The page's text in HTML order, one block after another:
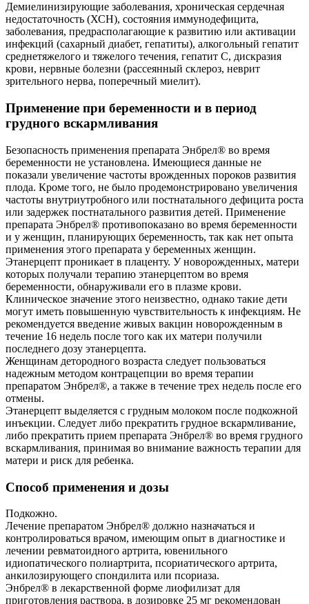
Демиелинизирующие заболевания, хроническая сердечная
недостаточность (ХСН), состояния иммунодефицита,
заболевания, предрасполагающие к развитию или активации
инфекций (сахарный диабет, гепатиты), алкогольный гепатит
среднетяжелого и тяжелого течения, гепатит C, дискразия
крови, нервные болезни (рассеянный склероз, неврит
зрительного нерва, поперечный миелит).
Применение при беременности и в период
грудного вскармливания
Безопасность применения препарата Энбрел® во время
беременности не установлена. Имеющиеся данные не
показали увеличение частоты врожденных пороков развития
плода. Кроме того, не было продемонстрировано увеличения
частоты внутриутробного или постнатального дефицита роста
или задержек постнатального развития детей. Применение
препарата Энбрел® противопоказано во время беременности
и у женщин, планирующих беременность, так как нет опыта
применения этого препарата у беременных женщин.
Этанерцепт проникает в плаценту. У новорожденных, матери
которых получали терапию этанерцептом во время
беременности, обнаруживали его в плазме крови.
Клиническое значение этого неизвестно, однако такие дети
могут иметь повышенную чувствительность к инфекциям. Не
рекомендуется введение живых вакцин новорожденным в
течение 16 недель после того как их матери получили
последнего дозу этанерцепта.
Женщинам детородного возраста следует пользоваться
надежным методом контрацепции во время терапии
препаратом Энбрел®, а также в течение трех недель после его
отмены.
Этанерцепт выделяется с грудным молоком после подкожной
инъекции. Следует либо прекратить грудное вскармливание,
либо прекратить прием препарата Энбрел® во время грудного
вскармливания, принимая во внимание важность терапии для
матери и риск для ребенка.
Способ применения и дозы
Подкожно.
Лечение препаратом Энбрел® должно назначаться и
контролироваться врачом, имеющим опыт в диагностике и
лечении ревматоидного артрита, ювенильного
идиопатического полиартрита, псориатического артрита,
анкилозирующего спондилита или псориаза.
Энбрел® в лекарственной форме лиофилизат для
приготовления раствора, в дозировке 25 мг рекомендован